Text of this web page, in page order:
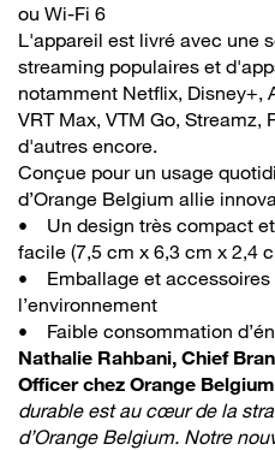
ou Wi-Fi 6
L'appareil est livré avec une
streaming populaires et
notamment Netflix, Disney+,
VRT Max, VTM Go, Streamz,
d'autres encore.
Conçue pour un usage
d’Orange Belgium allie
• Un design très compact
facile (7,5 cm x 6,3 cm x 2,4
• Emballage et accessoires
l’environnement
• Faible consommation
Nathalie Rahbani, Chief
Officer chez Orange Belgium
durable est au cœur de la
d’Orange Belgium. Notre